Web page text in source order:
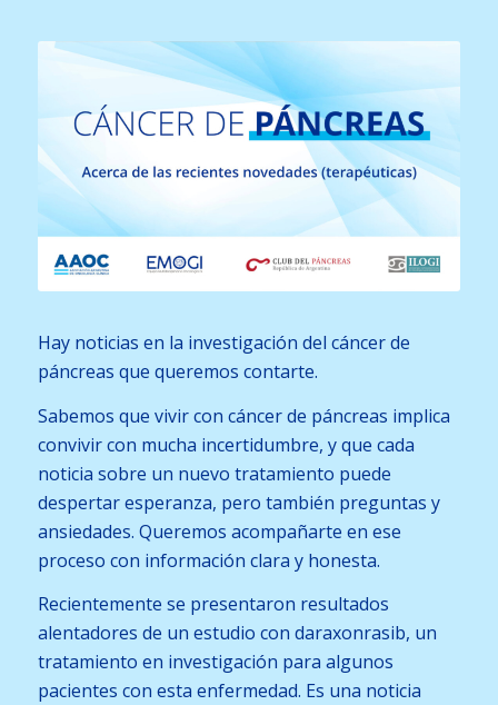
Hay noticias en la investigación del cáncer de
páncreas que queremos contarte.
Sabemos que vivir con cáncer de páncreas implica
convivir con mucha incertidumbre, y que cada
noticia sobre un nuevo tratamiento puede
despertar esperanza, pero también preguntas y
ansiedades. Queremos acompañarte en ese
proceso con información clara y honesta.
Recientemente se presentaron resultados
alentadores de un estudio con daraxonrasib, un
tratamiento en investigación para algunos
pacientes con esta enfermedad. Es una noticia